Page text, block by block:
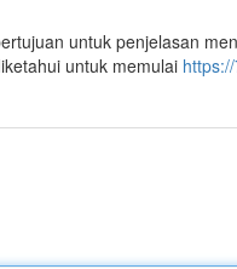
untuk penjelasan
untuk memulai